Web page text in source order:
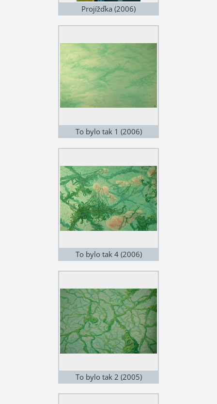
Projížďka (2006)
To bylo tak 1 (2006)
To bylo tak 4 (2006)
To bylo tak 2 (2005)